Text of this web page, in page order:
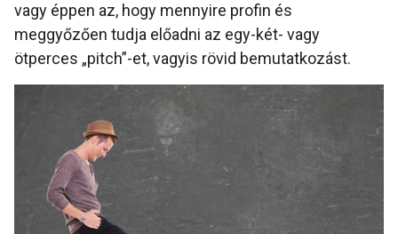
vagy éppen az, hogy mennyire profin és
meggyőzően tudja előadni az egy-két- vagy
ötperces „pitch”-et, vagyis rövid bemutatkozást.